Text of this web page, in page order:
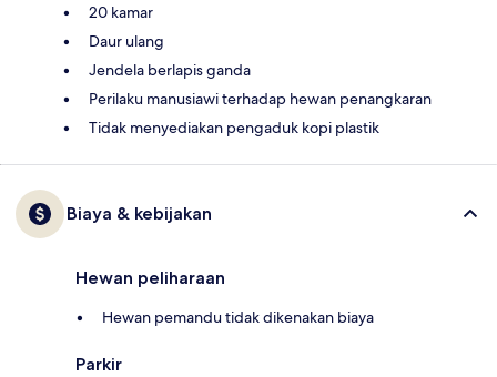
20 kamar
Daur ulang
Jendela berlapis ganda
Perilaku manusiawi terhadap hewan penangkaran
Tidak menyediakan pengaduk kopi plastik
Biaya & kebijakan
Hewan peliharaan
Hewan pemandu tidak dikenakan biaya
Parkir